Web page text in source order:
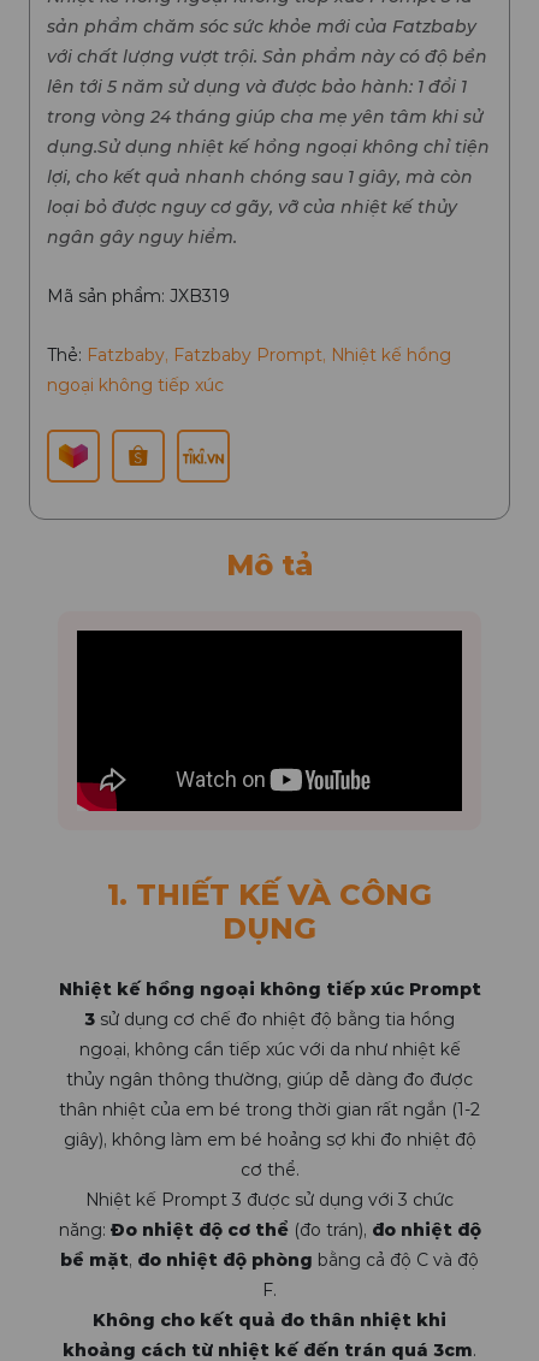
sản phẩm chăm sóc sức khỏe mới của Fatzbaby
với chất lượng vượt trội. Sản phẩm này có độ bền
lên tới 5 năm sử dụng và được bảo hành: 1 đổi 1
trong vòng 24 tháng giúp cha mẹ yên tâm khi sử
dụng.Sử dụng nhiệt kế hồng ngoại không chỉ tiện
lợi, cho kết quả nhanh chóng sau 1 giây, mà còn
loại bỏ được nguy cơ gãy, vỡ của nhiệt kế thủy
ngân gây nguy hiểm.
Mã sản phẩm: JXB319
Thẻ: Fatzbaby, Fatzbaby Prompt, Nhiệt kế hồng
ngoại không tiếp xúc
Mô tả
1. THIẾT KẾ VÀ CÔNG
DỤNG
Nhiệt kế hồng ngoại không tiếp xúc Prompt
3 sử dụng cơ chế đo nhiệt độ bằng tia hồng
ngoại, không cần tiếp xúc với da như nhiệt kế
thủy ngân thông thường, giúp dễ dàng đo được
thân nhiệt của em bé trong thời gian rất ngắn (1-2
giây), không làm em bé hoảng sợ khi đo nhiệt độ
cơ thể.
Nhiệt kế Prompt 3 được sử dụng với 3 chức
năng: Đo nhiệt độ cơ thể(đo trán), đo nhiệt độ
bề mặt, đo nhiệt độ phòng bằng cả độ C và độ
F.
Không cho kết quả đo thân nhiệt khi
khoảng cách từ nhiệt kế đến trán quá 3cm.